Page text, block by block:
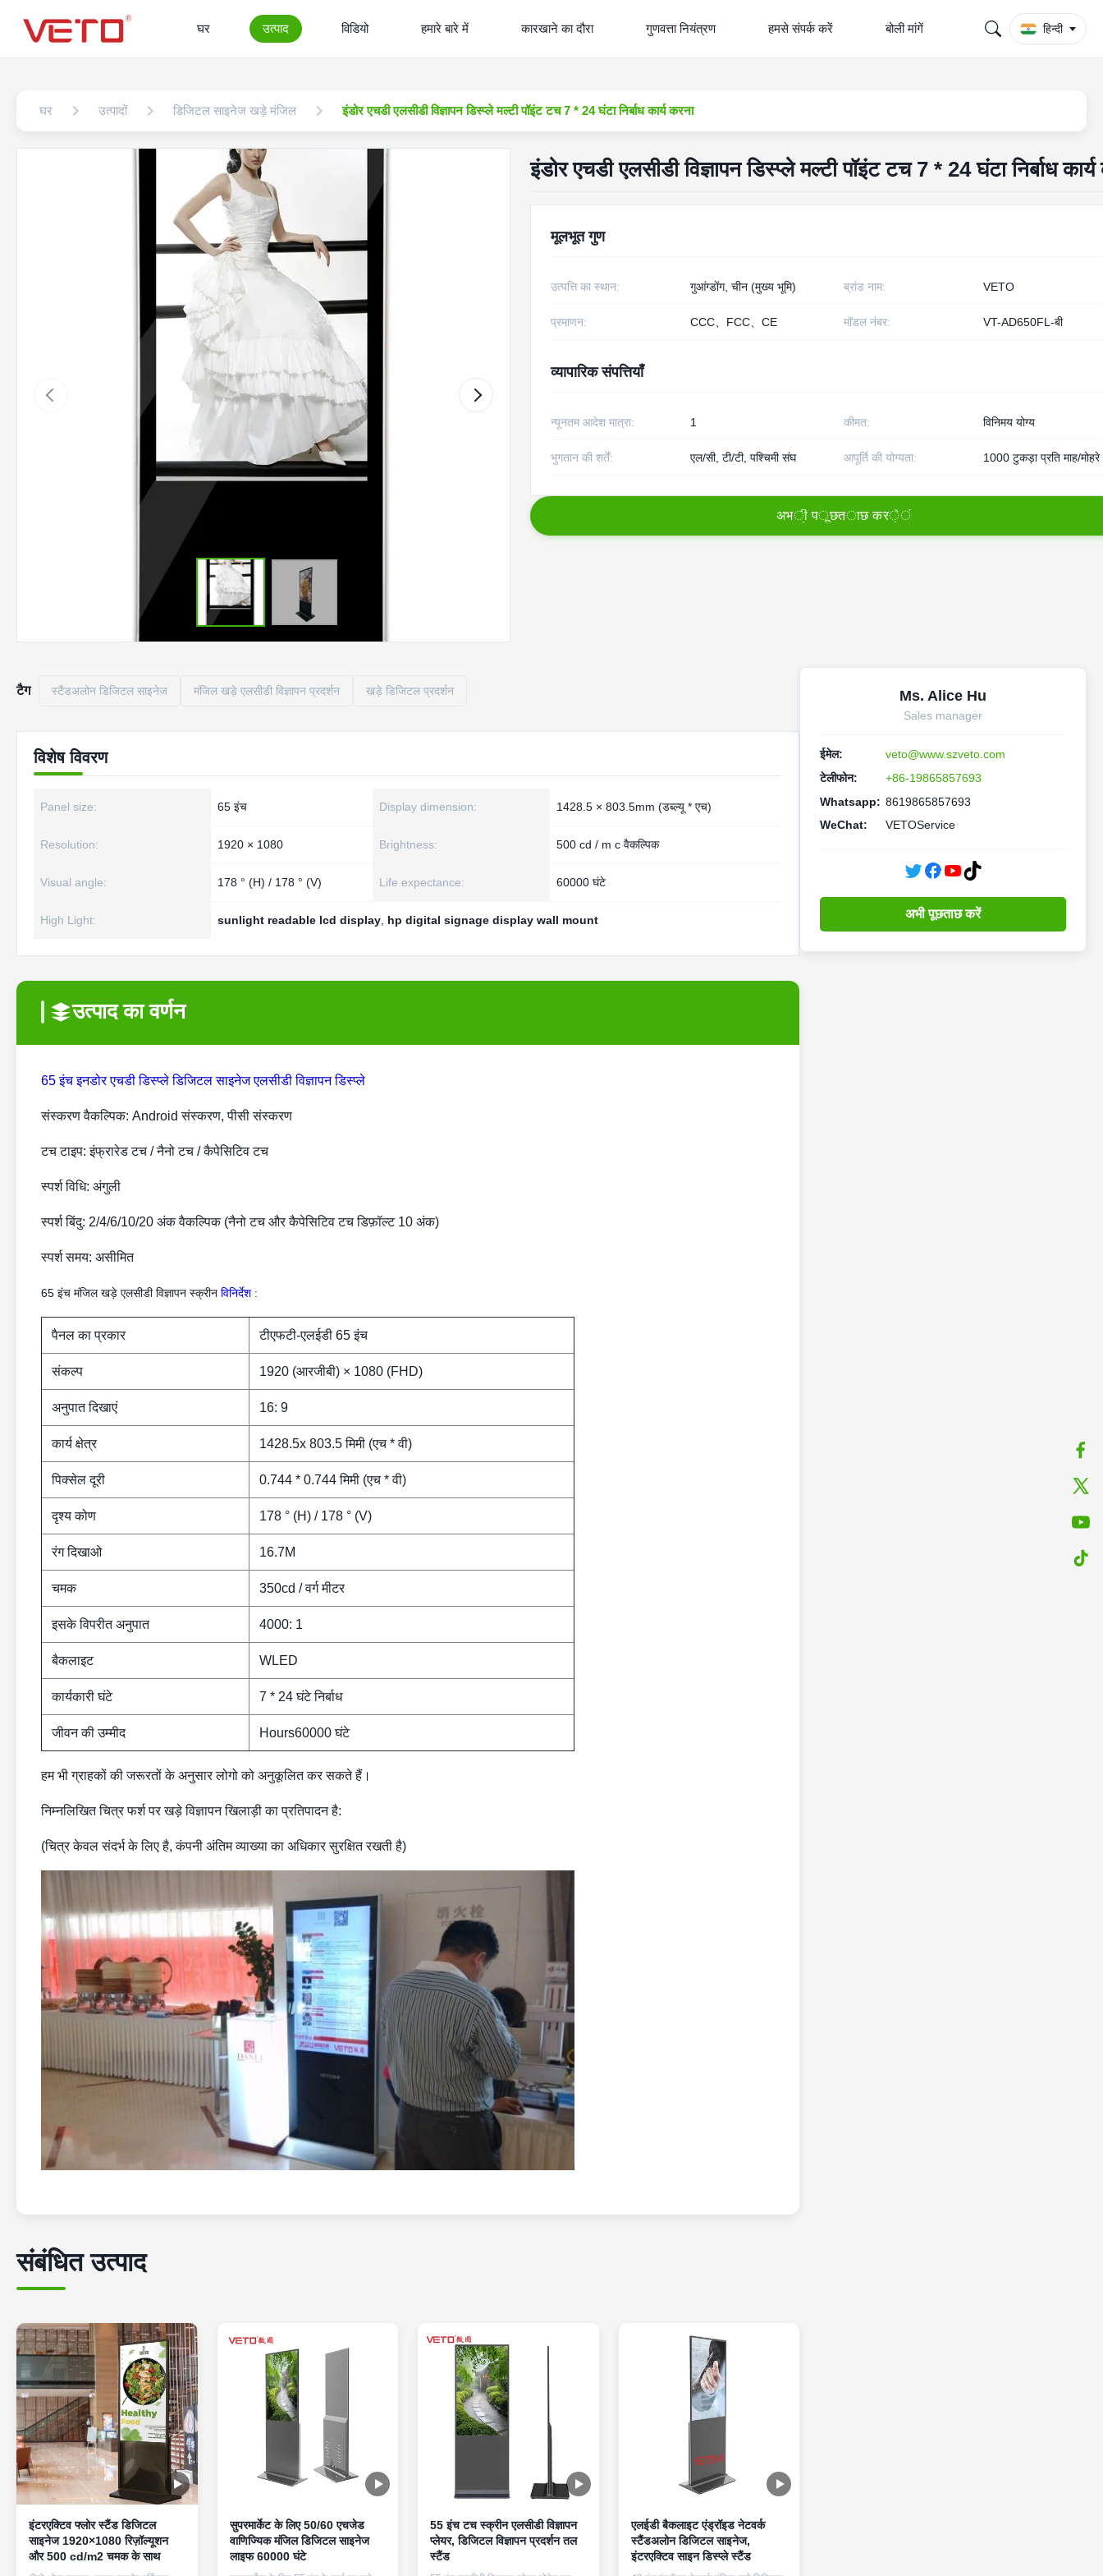
घर उत्पाद विडियो हमारे बारे में कारखाने का दौरा गुणवत्ता नियंत्रण हमसे संपर्क करें बोली मांगें हिन्दी
घर उत्पादों डिजिटल साइनेज खड़े मंजिल इंडोर एचडी एलसीडी विज्ञापन डिस्प्ले मल्टी पॉइंट टच 7 * 24 घंटा निर्बाध कार्य करना
इंडोर एचडी एलसीडी विज्ञापन डिस्प्ले मल्टी पॉइंट टच 7 * 24 घंटा निर्बाध
मूलभूत गुण
उत्पत्ति का स्थान: गुआंग्डोंग, चीन (मुख्य भूमि) ब्रांड नाम: VETO
प्रमाणन: CCC、FCC、CE मॉडल नंबर: VT-AD650FL-बी
व्यापारिक संपत्तियाँ
न्यूनतम आदेश मात्रा: 1 कीमत: विनिमय योग्य
भुगतान की शर्तें: एल/सी, टी/टी, पश्चिमी संघ आपूर्ति की योग्यता: 1000 टुकड़ा प्रति माह/मोहरे
अभी पूछताछ करें
टैग स्टैंडअलोन डिजिटल साइनेज मंजिल खड़े एलसीडी विज्ञापन प्रदर्शन खड़े डिजिटल प्रदर्शन
विशेष विवरण
Panel size: 65 इंच Display dimension: 1428.5 × 803.5mm (डब्ल्यू * एच)
Resolution: 1920 × 1080 Brightness: 500 cd / m c वैकल्पिक
Visual angle: 178 ° (H) / 178 ° (V) Life expectance: 60000 घंटे
High Light: sunlight readable lcd display hp digital signage display wall mount
उत्पाद का वर्णन
65 इंच इनडोर एचडी डिस्प्ले डिजिटल साइनेज एलसीडी विज्ञापन डिस्प्ले
संस्करण वैकल्पिक: Android संस्करण, पीसी संस्करण
टच टाइप: इंफ्रारेड टच / नैनो टच / कैपेसिटिव टच
स्पर्श विधि: अंगुली
स्पर्श बिंदु: 2/4/6/10/20 अंक वैकल्पिक (नैनो टच और कैपेसिटिव टच डिफ़ॉल्ट 10 अंक)
स्पर्श समय: असीमित
65 इंच मंजिल खड़े एलसीडी विज्ञापन स्क्रीन विनिर्देश:
पैनल का प्रकार टीएफटी-एलईडी 65 इंच
संकल्प 1920 (आरजीबी) × 1080 (FHD)
अनुपात दिखाएं 16: 9
कार्य क्षेत्र 1428.5x 803.5 मिमी (एच * वी)
पिक्सेल दूरी 0.744 * 0.744 मिमी (एच * वी)
दृश्य कोण 178 ° (H) / 178 ° (V)
रंग दिखाओ 16.7M
चमक 350cd / वर्ग मीटर
इसके विपरीत अनुपात 4000: 1
बैकलाइट WLED
कार्यकारी घंटे 7 * 24 घंटे निर्बाध
जीवन की उम्मीद Hours60000 घंटे
हम भी ग्राहकों की जरूरतों के अनुसार लोगो को अनुकूलित कर सकते हैं।
निम्नलिखित चित्र फर्श पर खड़े विज्ञापन खिलाड़ी का प्रतिपादन है:
(चित्र केवल संदर्भ के लिए है, कंपनी अंतिम व्याख्या का अधिकार सुरक्षित रखती है)
संबंधित उत्पाद
इंटरएक्टिव फ्लोर स्टैंड डिजिटल
साइनेज 1920×1080 रिज़ॉल्यूशन
और 500 cd/m2 चमक के साथ
सुपरमार्केट के लिए 50/60 एचजेड
वाणिज्यिक मंजिल डिजिटल साइनेज
लाइफ 60000 घंटे
55 इंच टच स्क्रीन एलसीडी विज्ञापन
प्लेयर, डिजिटल विज्ञापन प्रदर्शन तल
स्टैंड
एलईडी बैकलाइट एंड्रॉइड नेटवर्क
स्टैंडअलोन डिजिटल साइनेज,
इंटरएक्टिव साइन डिस्प्ले स्टैंड
Ms. Alice Hu
Sales manager
ईमेल:
veto@www.szveto.com
टेलीफोन:
+86-19865857693
Whatsapp: 8619865857693
WeChat:
VETOService
अभी पूछताछ करें